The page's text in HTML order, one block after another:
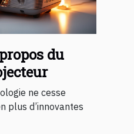
du
ne cesse
plus d’innovantes